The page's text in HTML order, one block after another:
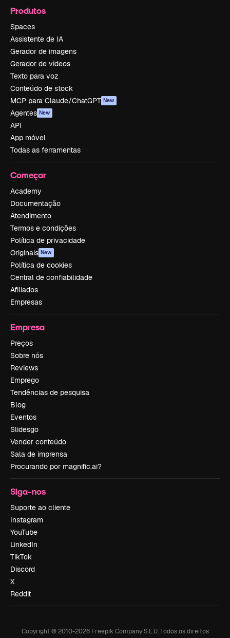
Produtos
Spaces
Assistente de IA
Gerador de imagens
Gerador de vídeos
Texto para voz
Conteúdo de stock
MCP para Claude/ChatGPT New
Agentes New
API
App móvel
Todas as ferramentas
Começar
Academy
Documentação
Atendimento
Termos e condições
Política de privacidade
Originais New
Política de cookies
Central de confiabilidade
Afiliados
Empresas
Empresa
Preços
Sobre nós
Reviews
Emprego
Tendências de pesquisa
Blog
Eventos
Slidesgo
Vender conteúdo
Sala de imprensa
Procurando por magnific.ai?
Siga-nos
Suporte ao cliente
Instagram
YouTube
LinkedIn
TikTok
Discord
X
Reddit
Copyright © 2010-2026Freepik Company S.L.U. Todos os direitos